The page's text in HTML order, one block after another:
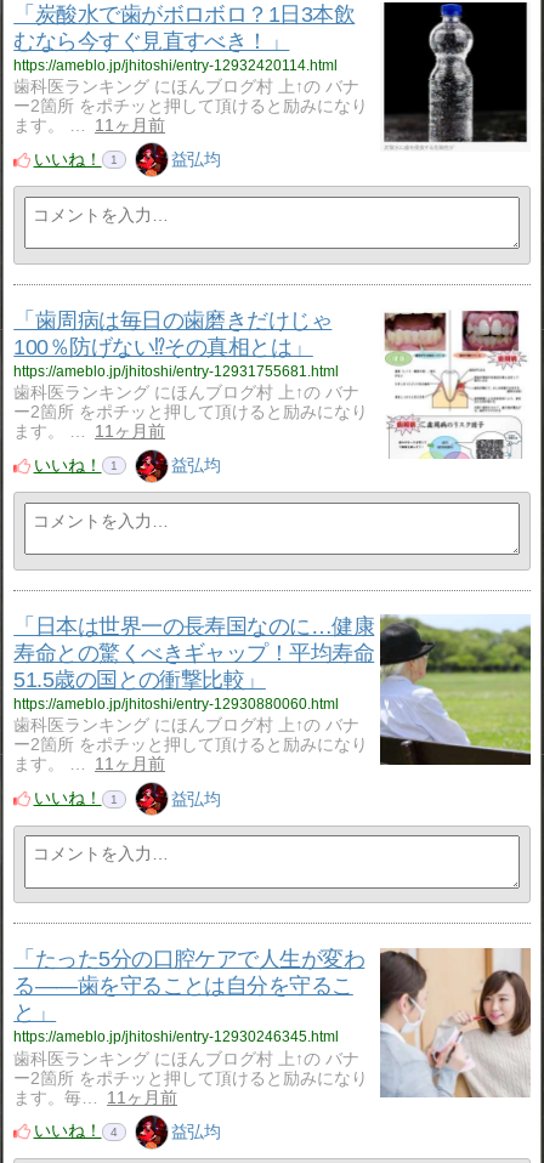
「炭酸水で歯がボロボロ？1日3本飲
むなら今すぐ見直すべき！」
https://ameblo.jp/jhitoshi/entry-12932420114.html
歯科医ランキング にほんブログ村 上↑の バナ
ー2箇所 をポチッと押して頂けると励みになり
ます。 …
11ヶ月前
いいね！
1 益弘均
「歯周病は毎日の歯磨きだけじゃ
100％防げない⁉️その真相とは」
https://ameblo.jp/jhitoshi/entry-12931755681.html
歯科医ランキング にほんブログ村 上↑の バナ
ー2箇所 をポチッと押して頂けると励みになり
ます。 …
11ヶ月前
いいね！
1 益弘均
「日本は世界一の長寿国なのに…健康
寿命との驚くべきギャップ！平均寿命
51.5歳の国との衝撃比較」
https://ameblo.jp/jhitoshi/entry-12930880060.html
歯科医ランキング にほんブログ村 上↑の バナ
ー2箇所 をポチッと押して頂けると励みになり
ます。 …
11ヶ月前
いいね！
1 益弘均
「たった5分の口腔ケアで人生が変わ
る――歯を守ることは自分を守るこ
と」
https://ameblo.jp/jhitoshi/entry-12930246345.html
歯科医ランキング にほんブログ村 上↑の バナ
ー2箇所 をポチッと押して頂けると励みになり
ます。毎…
11ヶ月前
いいね！
4 益弘均